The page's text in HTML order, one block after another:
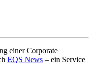
einer Corporate
EQS News – ein Service